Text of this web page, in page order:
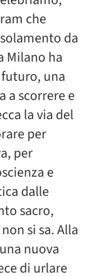
che
da
Milano ha
una
a scorrere e
la via del
per
per
e
dalle
sacro,
si sa. Alla
nuova
di urlare